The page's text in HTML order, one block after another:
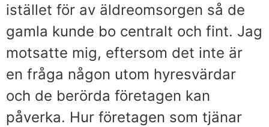
istället för av äldreomsorgen så de
gamla kunde bo centralt och fint. Jag
motsatte mig, eftersom det inte är
en fråga någon utom hyresvärdar
och de berörda företagen kan
påverka. Hur företagen som tjänar